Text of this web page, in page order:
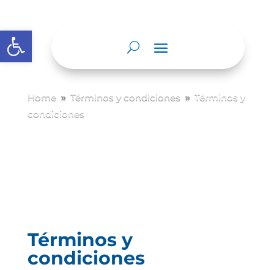
Abrir barra de herramientas
Home 9 Términos y condiciones 9 Términos y
condiciones
Términos y
condiciones